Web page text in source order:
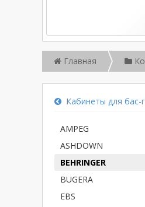
Главная
Кабинеты для бас-
AMPEG
ASHDOWN
BEHRINGER
BUGERA
EBS